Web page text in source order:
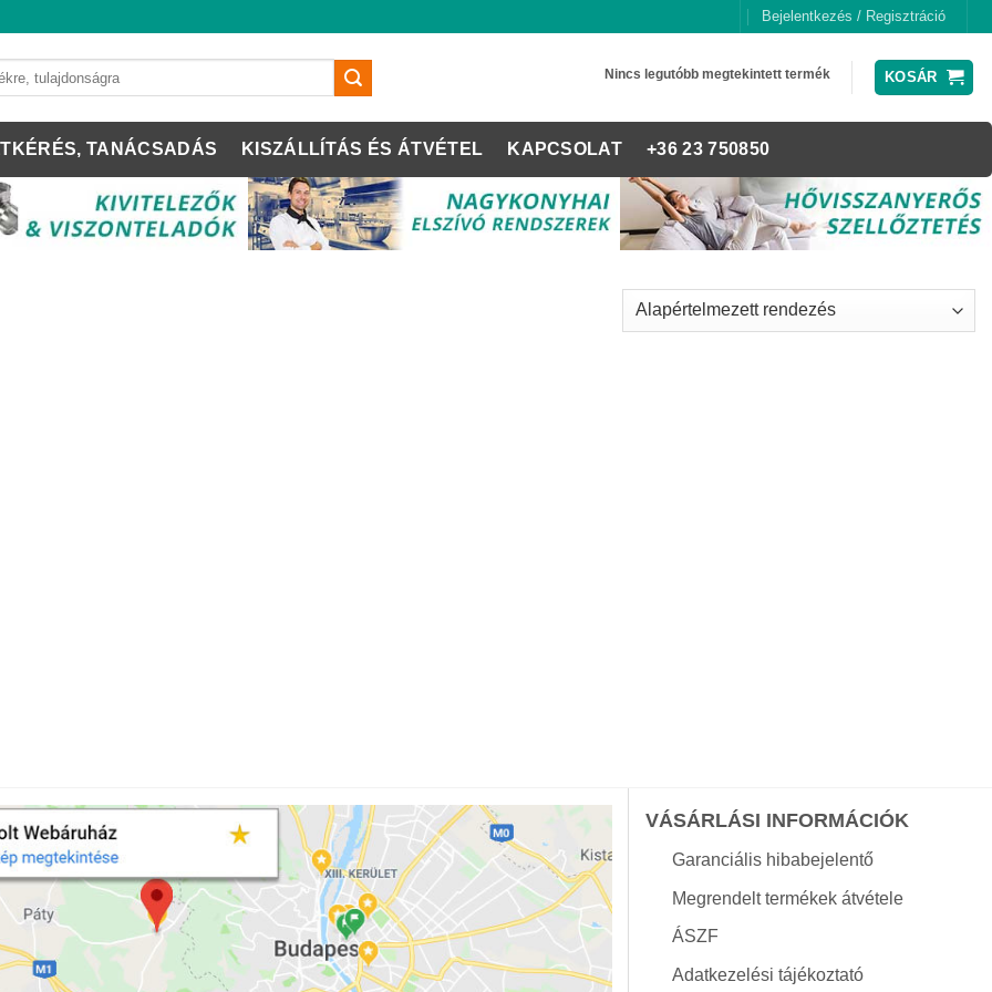
Bejelentkezés / Regisztráció
Nincs legutóbb megtekintett termék KOSÁR
TANÁCSADÁS KISZÁLLÍTÁS ÉS ÁTVÉTEL KAPCSOLAT +36 23 750850
VÁSÁRLÁSI INFORMÁCIÓK
Garanciális hibabejelentő
Megrendelt termékek átvétele
ÁSZF
Adatkezelési tájékoztató